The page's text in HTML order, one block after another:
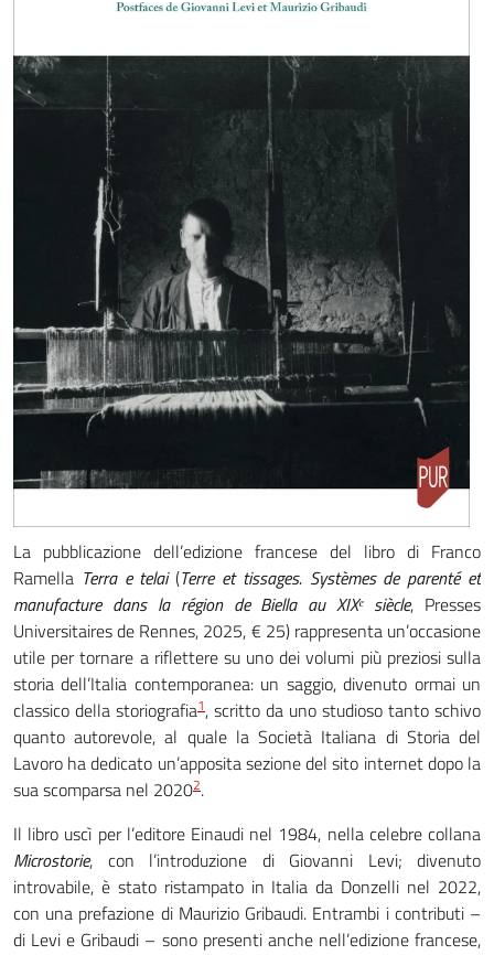
La pubblicazione dell’edizione francese del libro di Franco
Ramella Terra e telai(Terre et tissages. Systèmes de parenté et
manufacture dans la région de Biella au XIXᵉ siècle, Presses
Universitaires de Rennes, 2025, € 25) rappresenta un’occasione
utile per tornare a riflettere su uno dei volumi più preziosi sulla
storia dell’Italia contemporanea: un saggio, divenuto ormai un
classico della storiografia1, scritto da uno studioso tanto schivo
quanto autorevole, al quale la Società Italiana di Storia del
Lavoro ha dedicato un’apposita sezione del sito internet dopo la
sua scomparsa nel 20202.
Il libro uscì per l’editore Einaudi nel 1984, nella celebre collana
Microstorie, con l’introduzione di Giovanni Levi; divenuto
introvabile, è stato ristampato in Italia da Donzelli nel 2022,
con una prefazione di Maurizio Gribaudi. Entrambi i contributi –
di Levi e Gribaudi – sono presenti anche nell’edizione francese,